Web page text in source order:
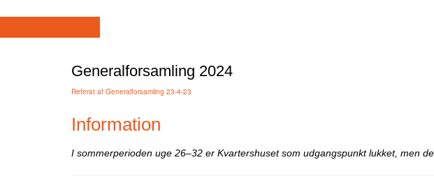
Generalforsamling 2024
Referat af Generalforsamling 23-4-23
Information
I sommerperioden uge 26–32 er Kvartershuset som udgangspunkt lukket, men